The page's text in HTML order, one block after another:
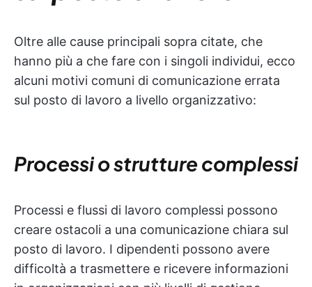
Oltre alle cause principali sopra citate, che
hanno più a che fare con i singoli individui, ecco
alcuni motivi comuni di comunicazione errata
sul posto di lavoro a livello organizzativo:
Processi o strutture complessi
Processi e flussi di lavoro complessi possono
creare ostacoli a una comunicazione chiara sul
posto di lavoro. I dipendenti possono avere
difficoltà a trasmettere e ricevere informazioni